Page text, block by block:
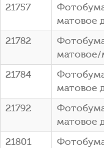
21757
матовое
21782
матовое/
21784
матовое
21792
матовое
21801